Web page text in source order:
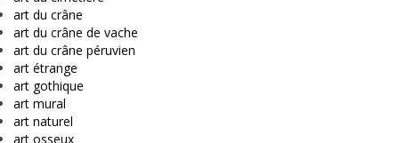
art du crâne
art du crâne de vache
art du crâne péruvien
art étrange
art gothique
art mural
art naturel
art osseux